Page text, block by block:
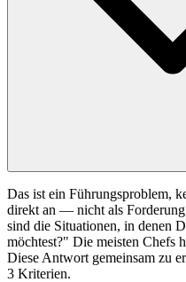
Das ist ein Führungsproblem,
direkt an — nicht als
sind die Situationen, in denen
möchtest?" Die meisten Chefs
Diese Antwort gemeinsam zu
3 Kriterien.